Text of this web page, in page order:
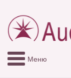
Меню